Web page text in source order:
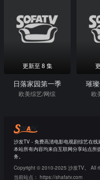
更新至 8 集
日落家园第一季
欧美综艺/网综
璀
欧
沙发TV - 免费高清电影电视剧综艺在线
本站所有内容均来自互联网分享站点所
务。
Copyright © 2010-2025 沙发TV。 All
当前站点： https://shafatv.com